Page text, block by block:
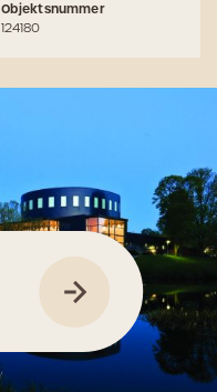
Objektsnummer
124180